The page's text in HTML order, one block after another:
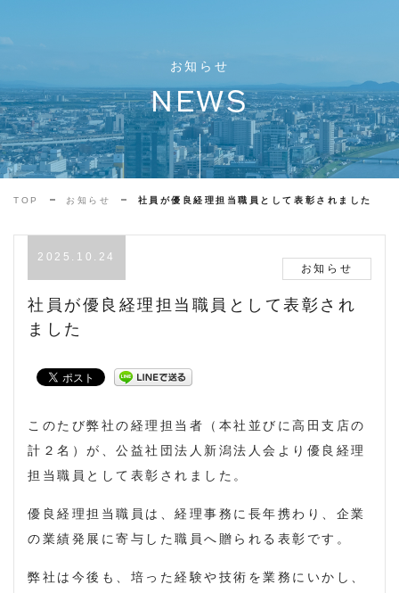
お知らせ
NEWS
TOP お知らせ 社員が優良経理担当職員として表彰されました
2025.10.24
お知らせ
社員が優良経理担当職員として表彰され
ました
このたび弊社の経理担当者（本社並びに高田支店の
計２名）が、公益社団法人新潟法人会より優良経理
担当職員として表彰されました。
優良経理担当職員は、経理事務に長年携わり、企業
の業績発展に寄与した職員へ贈られる表彰です。
弊社は今後も、培った経験や技術を業務にいかし、